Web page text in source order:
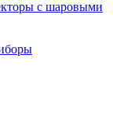
с шаровыми